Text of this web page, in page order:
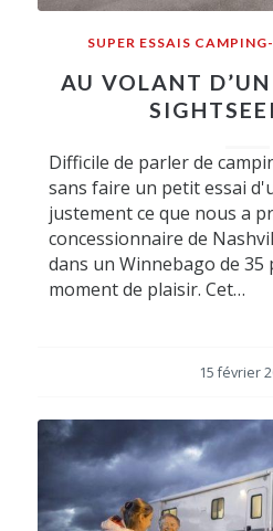
SUPER ESSAIS
AU VOLANT
Difficile de parler de
sans faire un petit essai
justement ce que nous a
concessionnaire de
dans un Winnebago de
moment de plaisir. Cet…
15 février